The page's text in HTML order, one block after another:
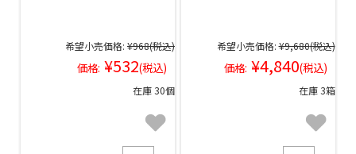
希望小売価格: ¥968(税込)
価格: ¥532(税込)
在庫 30個
希望小売価格: ¥9,680(税込)
価格: ¥4,840(税込)
在庫 3箱